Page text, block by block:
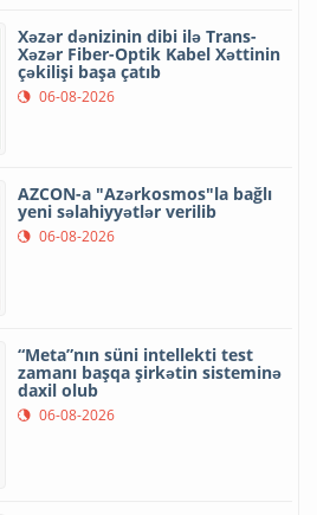
Xəzər dənizinin dibi ilə Trans-
Xəzər Fiber-Optik Kabel Xəttinin
çəkilişi başa çatıb
06-08-2026
AZCON-a "Azərkosmos"la bağlı
yeni səlahiyyətlər verilib
06-08-2026
“Meta”nın süni intellekti test
zamanı başqa şirkətin sisteminə
daxil olub
06-08-2026